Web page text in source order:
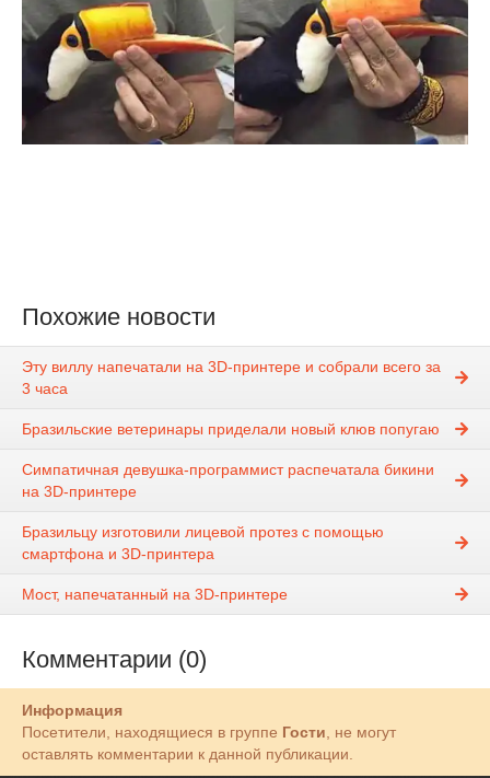
Похожие новости
Эту виллу напечатали на 3D-принтере и собрали всего за
3 часа
Бразильские ветеринары приделали новый клюв попугаю
Симпатичная девушка-программист распечатала бикини
на 3D-принтере
Бразильцу изготовили лицевой протез с помощью
смартфона и 3D-принтера
Мост, напечатанный на 3D-принтере
Комментарии (0)
Информация
Посетители, находящиеся в группе Гости, не могут
оставлять комментарии к данной публикации.